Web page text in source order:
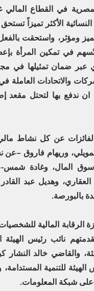
في القطاع المالي
الأكثر تميزاً تستحق
ومؤثر، واستحقت
في تمكين المرأة
عبر ضمان تمثيلها في
والاتحادات العاملة في
ان ندفع بها لتحتل مقعد
عن كل نشاط
وريهام فاروق –عن
المال، وغادة
وهديل عبد
بالبورصة.
المالية للشخصيات
وفى مقدمتهم نائب رئيس
والقاضي خالد النشار
للتنمية المستدامة،
على شبكة المعلومات.